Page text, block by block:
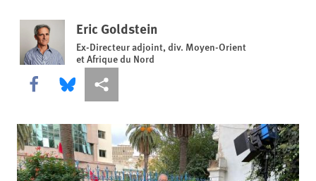
Eric Goldstein
Ex-Directeur adjoint, div. Moyen-Orient
et Afrique du Nord
Share this via Facebook
Share this via Bluesky
Share this via Partagez